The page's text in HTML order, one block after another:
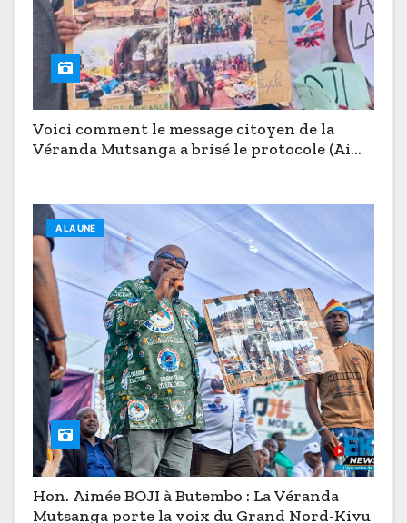
Voici comment le message citoyen de la
Véranda Mutsanga a brisé le protocole (Aimé
A LA UNE
Hon. Aimée BOJI à Butembo : La Véranda
Mutsanga porte la voix du Grand Nord-Kivu